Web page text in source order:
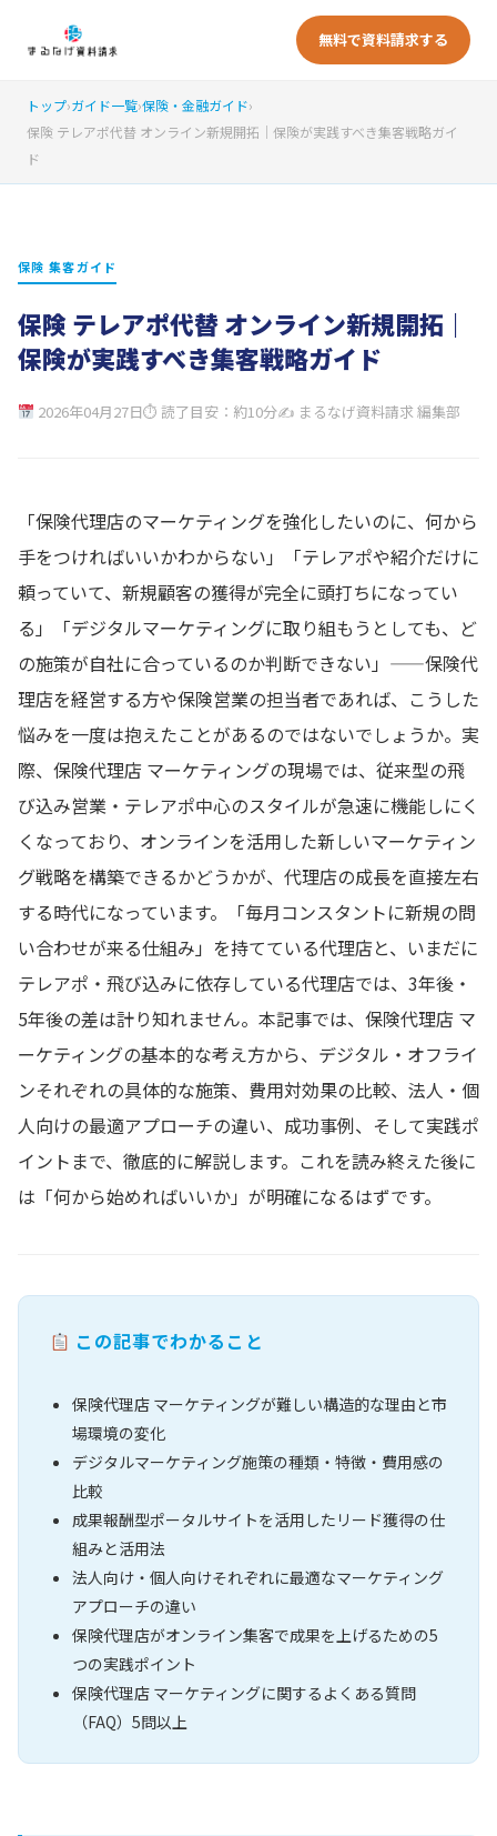
無料で資料請求する
トップ›ガイド一覧›保険・金融ガイド›
保険 テレアポ代替 オンライン新規開拓｜保険が実践すべき集客戦略ガイ
ド
保険 集客ガイド
保険 テレアポ代替 オンライン新規開拓｜
保険が実践すべき集客戦略ガイド
2026年04月27日⏱ 読了目安：約10分✍ まるなげ資料請求 編集部
「保険代理店のマーケティングを強化したいのに、何から
手をつければいいかわからない」「テレアポや紹介だけに
頼っていて、新規顧客の獲得が完全に頭打ちになってい
る」「デジタルマーケティングに取り組もうとしても、ど
の施策が自社に合っているのか判断できない」——保険代
理店を経営する方や保険営業の担当者であれば、こうした
悩みを一度は抱えたことがあるのではないでしょうか。実
際、保険代理店 マーケティングの現場では、従来型の飛
び込み営業・テレアポ中心のスタイルが急速に機能しにく
くなっており、オンラインを活用した新しいマーケティン
グ戦略を構築できるかどうかが、代理店の成長を直接左右
する時代になっています。「毎月コンスタントに新規の問
い合わせが来る仕組み」を持てている代理店と、いまだに
テレアポ・飛び込みに依存している代理店では、3年後・
5年後の差は計り知れません。本記事では、保険代理店 マ
ーケティングの基本的な考え方から、デジタル・オフライ
ンそれぞれの具体的な施策、費用対効果の比較、法人・個
人向けの最適アプローチの違い、成功事例、そして実践ポ
イントまで、徹底的に解説します。これを読み終えた後に
は「何から始めればいいか」が明確になるはずです。
この記事でわかること
保険代理店 マーケティングが難しい構造的な理由と市
場環境の変化
デジタルマーケティング施策の種類・特徴・費用感の
比較
成果報酬型ポータルサイトを活用したリード獲得の仕
組みと活用法
法人向け・個人向けそれぞれに最適なマーケティング
アプローチの違い
保険代理店がオンライン集客で成果を上げるための5
つの実践ポイント
保険代理店 マーケティングに関するよくある質問
（FAQ）5問以上